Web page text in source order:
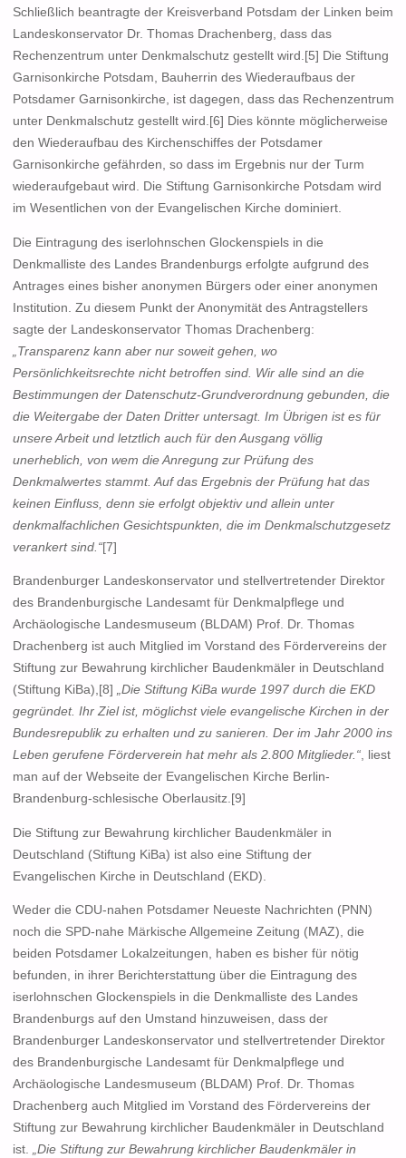
Schließlich beantragte der Kreisverband Potsdam der Linken beim
Landeskonservator Dr. Thomas Drachenberg, dass das
Rechenzentrum unter Denkmalschutz gestellt wird.[5] Die Stiftung
Garnisonkirche Potsdam, Bauherrin des Wiederaufbaus der
Potsdamer Garnisonkirche, ist dagegen, dass das Rechenzentrum
unter Denkmalschutz gestellt wird.[6] Dies könnte möglicherweise
den Wiederaufbau des Kirchenschiffes der Potsdamer
Garnisonkirche gefährden, so dass im Ergebnis nur der Turm
wiederaufgebaut wird. Die Stiftung Garnisonkirche Potsdam wird
im Wesentlichen von der Evangelischen Kirche dominiert.
Die Eintragung des iserlohnschen Glockenspiels in die
Denkmalliste des Landes Brandenburgs erfolgte aufgrund des
Antrages eines bisher anonymen Bürgers oder einer anonymen
Institution. Zu diesem Punkt der Anonymität des Antragstellers
sagte der Landeskonservator Thomas Drachenberg:
„Transparenz kann aber nur soweit gehen, wo
Persönlichkeitsrechte nicht betroffen sind. Wir alle sind an die
Bestimmungen der Datenschutz-Grundverordnung gebunden, die
die Weitergabe der Daten Dritter untersagt. Im Übrigen ist es für
unsere Arbeit und letztlich auch für den Ausgang völlig
unerheblich, von wem die Anregung zur Prüfung des
Denkmalwertes stammt. Auf das Ergebnis der Prüfung hat das
keinen Einfluss, denn sie erfolgt objektiv und allein unter
denkmalfachlichen Gesichtspunkten, die im Denkmalschutzgesetz
verankert sind.“[7]
Brandenburger Landeskonservator und stellvertretender Direktor
des Brandenburgische Landesamt für Denkmalpflege und
Archäologische Landesmuseum (BLDAM) Prof. Dr. Thomas
Drachenberg ist auch Mitglied im Vorstand des Fördervereins der
Stiftung zur Bewahrung kirchlicher Baudenkmäler in Deutschland
(Stiftung KiBa),[8] „Die Stiftung KiBa wurde 1997 durch die EKD
gegründet. Ihr Ziel ist, möglichst viele evangelische Kirchen in der
Bundesrepublik zu erhalten und zu sanieren. Der im Jahr 2000 ins
Leben gerufene Förderverein hat mehr als 2.800 Mitglieder.“, liest
man auf der Webseite der Evangelischen Kirche Berlin-
Brandenburg-schlesische Oberlausitz.[9]
Die Stiftung zur Bewahrung kirchlicher Baudenkmäler in
Deutschland (Stiftung KiBa) ist also eine Stiftung der
Evangelischen Kirche in Deutschland (EKD).
Weder die CDU-nahen Potsdamer Neueste Nachrichten (PNN)
noch die SPD-nahe Märkische Allgemeine Zeitung (MAZ), die
beiden Potsdamer Lokalzeitungen, haben es bisher für nötig
befunden, in ihrer Berichterstattung über die Eintragung des
iserlohnschen Glockenspiels in die Denkmalliste des Landes
Brandenburgs auf den Umstand hinzuweisen, dass der
Brandenburger Landeskonservator und stellvertretender Direktor
des Brandenburgische Landesamt für Denkmalpflege und
Archäologische Landesmuseum (BLDAM) Prof. Dr. Thomas
Drachenberg auch Mitglied im Vorstand des Fördervereins der
Stiftung zur Bewahrung kirchlicher Baudenkmäler in Deutschland
ist. „Die Stiftung zur Bewahrung kirchlicher Baudenkmäler in